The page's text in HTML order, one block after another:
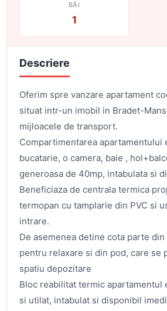
BĂI
1
Descriere
Oferim spre vanzare apartament
situat intr-un imobil in Bradet-
mijloacele de transport.
Compartimentarea apartamentului
bucatarie, o camera, baie ,
generoasa de 40mp, intabulata si
Beneficiaza de centrala termica
termopan cu tamplarie din PVC si
intrare.
De asemenea detine cota parte
pentru relaxare si din pod, care se
spatiu depozitare
Bloc reabilitat termic apartamentul
si utilat, intabulat si disponibil